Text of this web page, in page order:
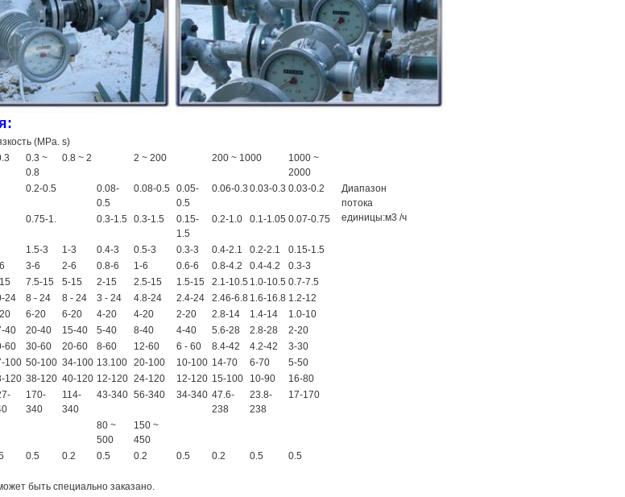
(MPa. s)
0.3 ~
0.8
0.8 ~ 2 2 ~ 200 200 ~ 1000
1000 ~
2000
0.2-0.5
0.08-
0.5
0.08-0.5
0.05-
0.5
0.06-0.3 0.03-0.3 0.03-0.2
Диапазон
потока
единицы:м3 /ч
0.75-1. 0.3-1.5 0.3-1.5
0.15-
1.5
0.2-1.0 0.1-1.05 0.07-0.75
1.5-3 1-3 0.4-3 0.5-3 0.3-3 0.4-2.1 0.2-2.1
0.15-1.5
3-6 2-6 0.8-6 1-6 0.6-6 0.8-4.2 0.4-4.2
0.3-3
7.5-15 5-15 2-15 2.5-15 1.5-15 2.1-10.5 1.0-10.5 0.7-7.5
24 8 - 24 8 - 24 3 - 24 4.8-24 2.4-24 2.46-6.8 1.6-16.8 1.2-12
6-20 6-20 4-20 4-20 2-20 2.8-14 1.4-14
1.0-10
40 20-40 15-40 5-40 8-40 4-40 5.6-28 2.8-28
2-20
60 30-60 20-60 8-60 12-60 6 - 60 8.4-42 4.2-42
3-30
100 50-100 34-100 13.100 20-100 10-100 14-70 6-70
5-50
120 38-120 40-120 12-120 24-120 12-120 15-100 10-90
16-80
170-
340
114-
340
43-340 56-340 34-340 47.6-
238
23.8-
238
17-170
80 ~
500
150 ~
450
0.5 0.2 0.5 0.2 0.5 0.2 0.5 0.5
быть специально заказано.